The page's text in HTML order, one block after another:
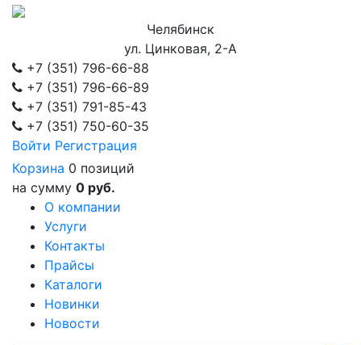
Челябинск
ул. Цинковая, 2-А
+7 (351) 796-66-88
+7 (351) 796-66-89
+7 (351) 791-85-43
+7 (351) 750-60-35
Войти Регистрация
Корзина 0 позиций
на сумму 0 руб.
О компании
Услуги
Контакты
Прайсы
Каталоги
Новинки
Новости